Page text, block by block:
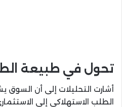
تحول في طبيعة
أشارت التحليلات إلى أن السوق
الطلب الاستهلاكي إلى